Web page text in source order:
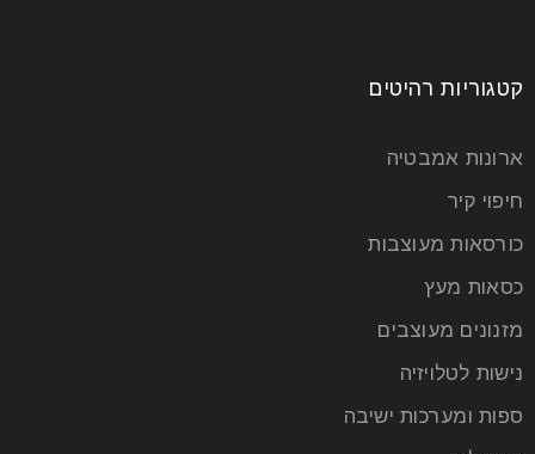
עיצוב חדר האמבטיה: איך ליצור מרחב
קטגוריות רהיטים
ארונות אמבטיה
חיפוי קיר
כורסאות מעוצבות
כסאות מעץ
מזנונים מעוצבים
נישות לטלויזיה
ספות ומערכות ישיבה